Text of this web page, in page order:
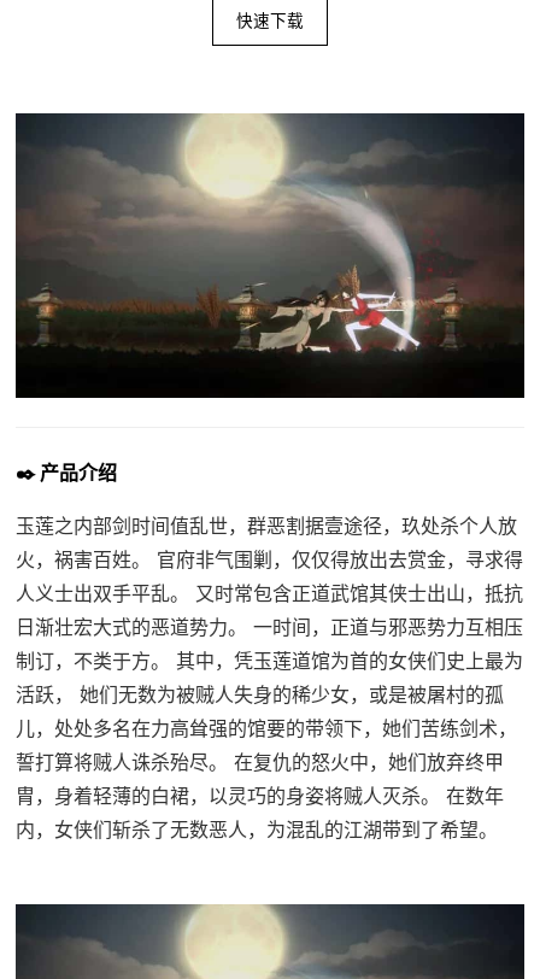
快速下载
✒️ 产品介绍
玉莲之内部剑时间值乱世，群恶割据壹途径，玖处杀个人放
火，祸害百姓。 官府非气围剿，仅仅得放出去赏金，寻求得
人义士出双手平乱。 又时常包含正道武馆其侠士出山，抵抗
日渐壮宏大式的恶道势力。 一时间，正道与邪恶势力互相压
制订，不类于方。 其中，凭玉莲道馆为首的女侠们史上最为
活跃， 她们无数为被贼人失身的稀少女，或是被屠村的孤
儿，处处多名在力高耸强的馆要的带领下，她们苦练剑术，
誓打算将贼人诛杀殆尽。 在复仇的怒火中，她们放弃终甲
胄，身着轻薄的白裙，以灵巧的身姿将贼人灭杀。 在数年
内，女侠们斩杀了无数恶人，为混乱的江湖带到了希望。